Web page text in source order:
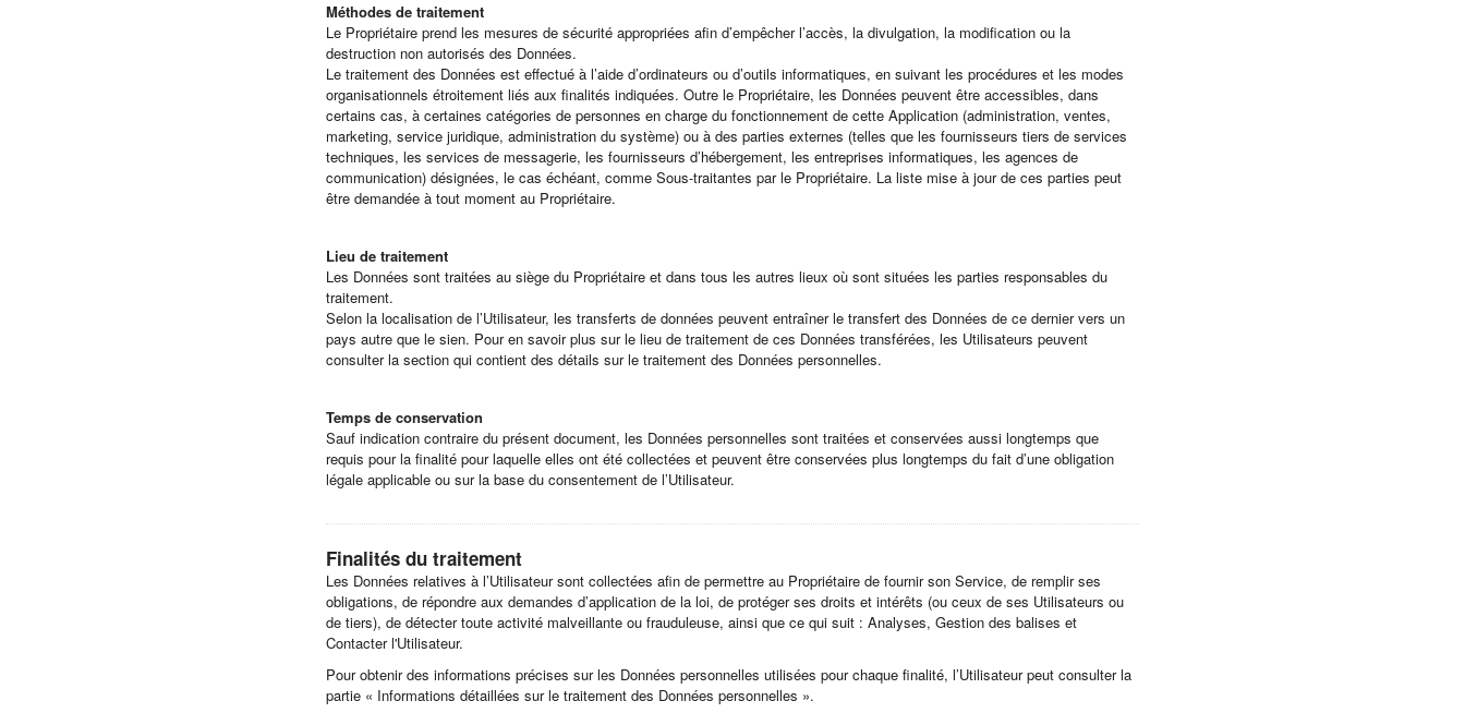
Méthodes de traitement
Le Propriétaire prend les mesures de sécurité appropriées afin d’empêcher l’accès, la divulgation, la modification ou la
destruction non autorisés des Données.
Le traitement des Données est effectué à l’aide d’ordinateurs ou d’outils informatiques, en suivant les procédures et les modes
organisationnels étroitement liés aux finalités indiquées. Outre le Propriétaire, les Données peuvent être accessibles, dans
certains cas, à certaines catégories de personnes en charge du fonctionnement de cette Application (administration, ventes,
marketing, service juridique, administration du système) ou à des parties externes (telles que les fournisseurs tiers de services
techniques, les services de messagerie, les fournisseurs d’hébergement, les entreprises informatiques, les agences de
communication) désignées, le cas échéant, comme Sous-traitantes par le Propriétaire. La liste mise à jour de ces parties peut
être demandée à tout moment au Propriétaire.
Lieu de traitement
Les Données sont traitées au siège du Propriétaire et dans tous les autres lieux où sont situées les parties responsables du
traitement.
Selon la localisation de l’Utilisateur, les transferts de données peuvent entraîner le transfert des Données de ce dernier vers un
pays autre que le sien. Pour en savoir plus sur le lieu de traitement de ces Données transférées, les Utilisateurs peuvent
consulter la section qui contient des détails sur le traitement des Données personnelles.
Temps de conservation
Sauf indication contraire du présent document, les Données personnelles sont traitées et conservées aussi longtemps que
requis pour la finalité pour laquelle elles ont été collectées et peuvent être conservées plus longtemps du fait d’une obligation
légale applicable ou sur la base du consentement de l’Utilisateur.
Finalités du traitement
Les Données relatives à l’Utilisateur sont collectées afin de permettre au Propriétaire de fournir son Service, de remplir ses
obligations, de répondre aux demandes d’application de la loi, de protéger ses droits et intérêts (ou ceux de ses Utilisateurs ou
de tiers), de détecter toute activité malveillante ou frauduleuse, ainsi que ce qui suit : Analyses, Gestion des balises et
Contacter l'Utilisateur.
Pour obtenir des informations précises sur les Données personnelles utilisées pour chaque finalité, l’Utilisateur peut consulter la
partie « Informations détaillées sur le traitement des Données personnelles ».